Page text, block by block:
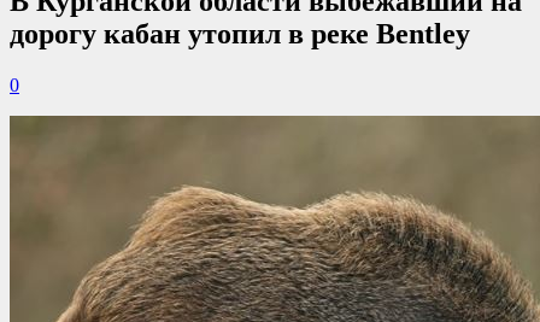
дорогу кабан утопил в реке Bentley
0